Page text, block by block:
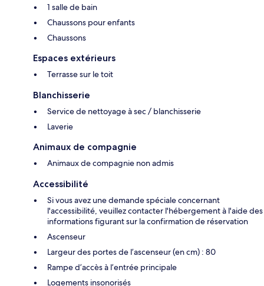
1 salle de bain
Chaussons pour enfants
Chaussons
Espaces extérieurs
Terrasse sur le toit
Blanchisserie
Service de nettoyage à sec / blanchisserie
Laverie
Animaux de compagnie
Animaux de compagnie non admis
Accessibilité
Si vous avez une demande spéciale concernant
l'accessibilité, veuillez contacter l'hébergement à l'aide des
informations figurant sur la confirmation de réservation
Ascenseur
Largeur des portes de l’ascenseur (en cm) : 80
Rampe d’accès à l’entrée principale
Logements insonorisés